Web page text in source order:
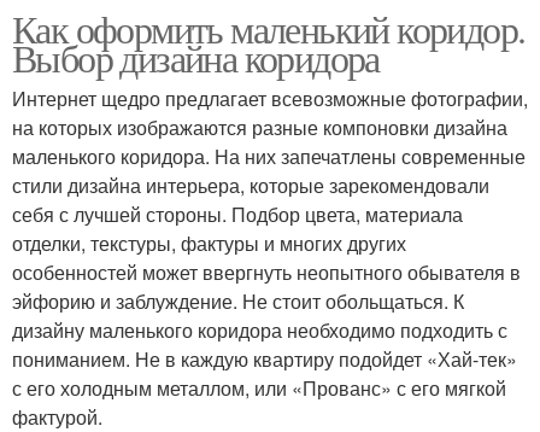
Как оформить маленький коридор.
Выбор дизайна коридора
Интернет щедро предлагает всевозможные фотографии,
на которых изображаются разные компоновки дизайна
маленького коридора. На них запечатлены современные
стили дизайна интерьера, которые зарекомендовали
себя с лучшей стороны. Подбор цвета, материала
отделки, текстуры, фактуры и многих других
особенностей может ввергнуть неопытного обывателя в
эйфорию и заблуждение. Не стоит обольщаться. К
дизайну маленького коридора необходимо подходить с
пониманием. Не в каждую квартиру подойдет «Хай-тек»
с его холодным металлом, или «Прованс» с его мягкой
фактурой.